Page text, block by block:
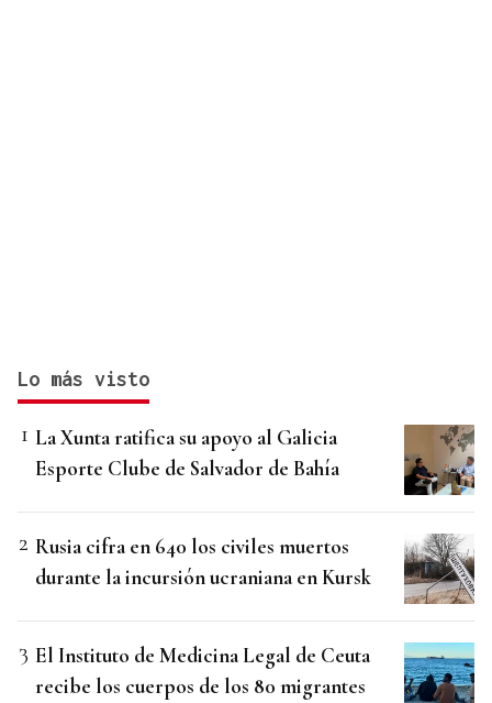
Lo más visto
La Xunta ratifica su apoyo al Galicia
Esporte Clube de Salvador de Bahía
Rusia cifra en 640 los civiles muertos
durante la incursión ucraniana en Kursk
El Instituto de Medicina Legal de Ceuta
recibe los cuerpos de los 80 migrantes